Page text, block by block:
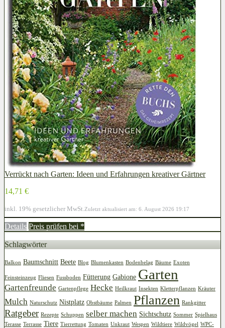
Verrückt nach Garten: Ideen und Erfahrungen kreativer Gärtner
14,71 €
inkl. 19% gesetzlicher MwSt. Zuletzt aktualisiert am: 6. August 2026 19:17
Details Preis prüfen bei *
Schlagwörter
Balkon Baumschnitt Beete Blog Blumenkasten Bodenbelag Bäume Exoten
Feinsteinzeug Fliesen Fussboden Fütterung Gabione Garten
Gartenfreunde Gartenpflege Hecke Heilkraut Insekten Kletterpflanzen Kräuter
Mulch Naturschutz Nistplatz Obstbäume Palmen Pflanzen Rankgitter
Ratgeber Rezepte Schuppen selber machen Sichtschutz Sommer Spielhaus
Terasse Terrasse Tiere Tierrettung Tomaten Unkraut Wespen Wildtiere Wildvögel WPC-